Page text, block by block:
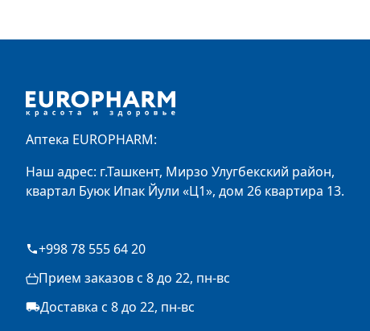
Аптека EUROPHARM:
Наш адрес: г.Ташкент, Мирзо Улугбекский район,
квартал Буюк Ипак Йули «Ц1», дом 26 квартира 13.
+998 78 555 64 20
Прием заказов с 8 до 22, пн-вс
Доставка с 8 до 22, пн-вс